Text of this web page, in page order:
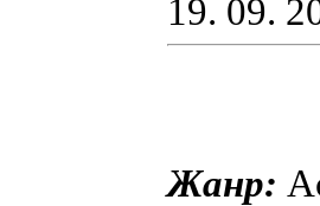
19. 09.
Жанр: